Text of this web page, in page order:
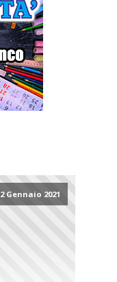
2 Gennaio 2021